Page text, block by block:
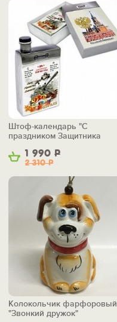
1 990 Р
2 310Р
Штоф-календарь "С
праздником Защитника
Колокольчик фарфоровый
"Звонкий дружок"